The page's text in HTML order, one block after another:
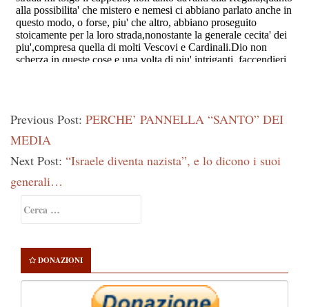
Previous Post: PERCHE’ PANNELLA “SANTO” DEI
MEDIA
Next Post: “Israele diventa nazista”, e lo dicono i suoi
generali…
Sidebar
per:
DONAZIONI